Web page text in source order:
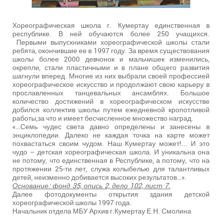
Хореографическая школа г. Кумертау единственная в
республике. В ней обучаются более 250 учащихся.
Первыми выпускниками хореографической школы стали
ребята, окончившие ее в 1997 году. За время существования
школы более 2000 девчонок и мальчишек изменились,
окрепли, стали пластичными и в плане общего развития
шагнули вперед. Многие из них выбрали своей профессией
хореографическое искусство и продолжают свою карьеру в
прославленных танцевальных ансамблях. Большое
количество достижений в хореографическом искусстве
добился коллектив школы путем ежедневной кропотливой
работы,за что и имеет бесчисленное множество наград.
«…Семь чудес света давно определены и занесены в
энциклопедии. Далеко не каждая точка на карте может
похвастаться своим чудом. Наш Кумертау может!... И это
чудо – детская хореографическая школа. И уникальна она
не потому, что единственная в Республике, а потому, что на
протяжении 25-ти лет, служа колыбелью для талантливых
детей, неизменно добивается высоких результатов…».
Основание: фонд 35, опись 2, дело 102, лист 7.
Далее фотодокументы открытия здания детской
хореографической школы 1997 года.
Начальник отдела МБУ Архив г.Кумертау Е.Н. Смолина